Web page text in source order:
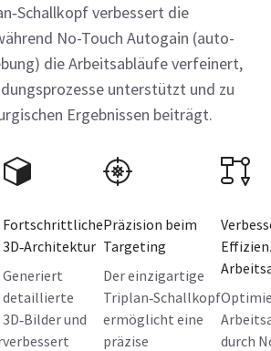
verbessert die
No-Touch Autogain (auto-
die Arbeitsabläufe verfeinert,
unterstützt und zu
Ergebnissen beiträgt.
Fortschrittliche
3D‑Architektur
Generiert
detaillierte
3D‑Bilder und
verbessert
Präzision beim
Targeting
Der einzigartige
Triplan‑Schallkopf
ermöglicht eine
präzise
durch